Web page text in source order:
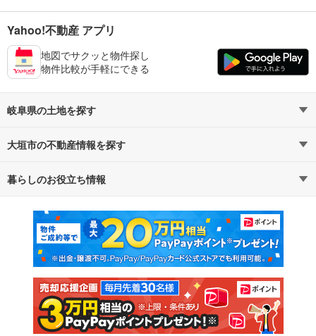
Yahoo!不動産 アプリ
地図でサクッと物件探し
物件比較が手軽にできる
岐阜県の土地を探す
路線・駅から探す
通勤・通学時間から探す
大垣市の不動産情報を探す
不動産・住宅
新築マンション 中古マンション
新築一戸建て 中古一戸建て
注文住宅 土地
売却査定
暮らしのお役立ち情報
マンションカタログ 教えて！住まいの先生